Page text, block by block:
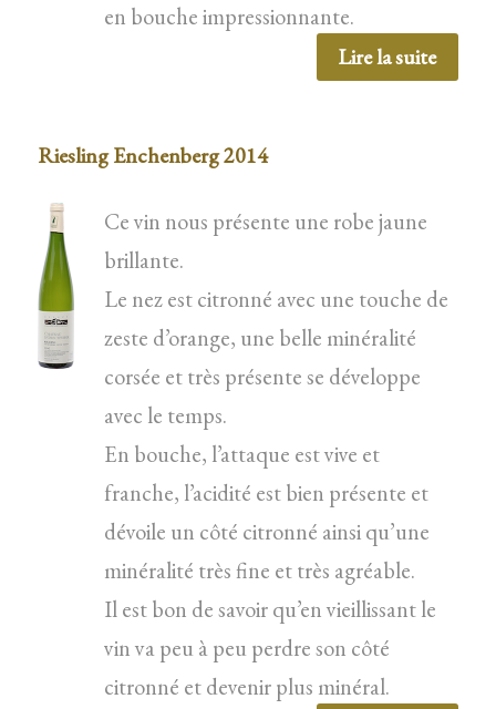
en bouche impressionnante.
Lire la suite
Riesling Enchenberg 2014
Ce vin nous présente une robe jaune
brillante.
Le nez est citronné avec une touche de
zeste d’orange, une belle minéralité
corsée et très présente se développe
avec le temps.
En bouche, l’attaque est vive et
franche, l’acidité est bien présente et
dévoile un côté citronné ainsi qu’une
minéralité très fine et très agréable.
Il est bon de savoir qu’en vieillissant le
vin va peu à peu perdre son côté
citronné et devenir plus minéral.